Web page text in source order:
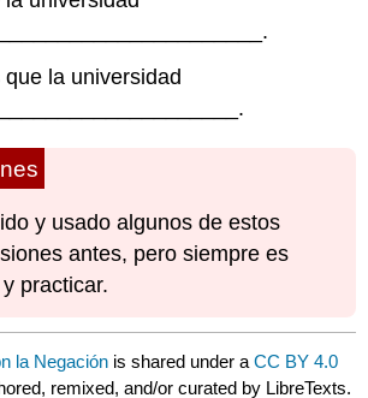
la universidad
y usado algunos de estos
antes, pero siempre es
practicar.
la Negación is shared under aCC BY 4.0
remixed, and/or curated by LibreTexts.